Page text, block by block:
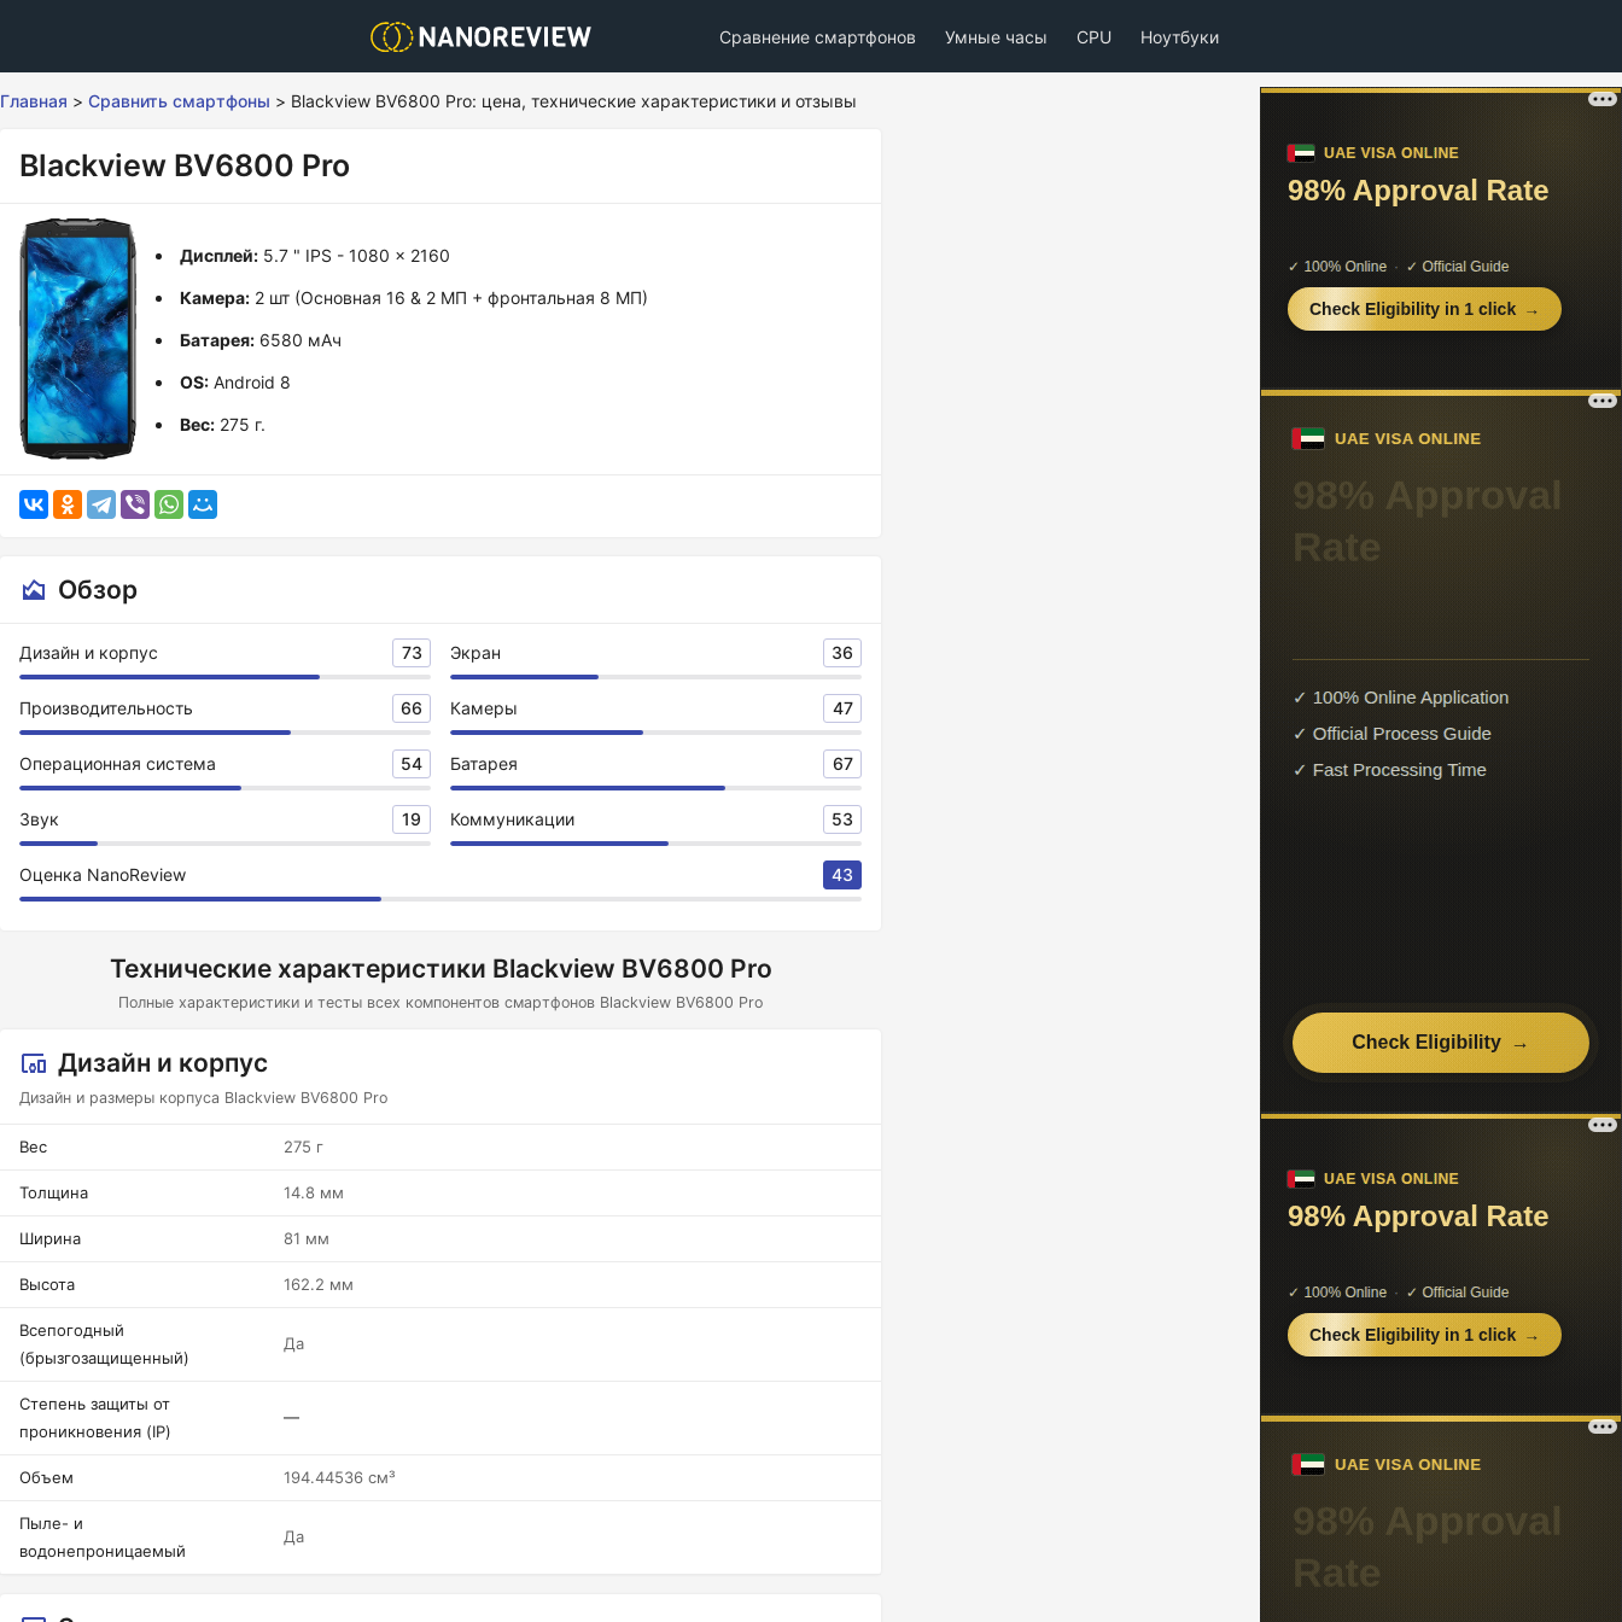
Сравнение смартфонов Умные часы CPU Ноутбуки
Главная > Сравнить смартфоны > Blackview BV6800 Pro: цена, технические характеристики и отзывы
Blackview BV6800 Pro
Дисплей: 5.7 " IPS - 1080 x 2160
Камера: 2 шт (Основная 16 & 2 МП + фронтальная 8 МП)
Батарея: 6580 мАч
OS: Android 8
Вес: 275 г.
Обзор
Дизайн и корпус 73 Экран 36
Производительность 66 Камеры 47
Операционная система 54 Батарея 67
Звук 19 Коммуникации 53
Оценка NanoReview 43
Технические характеристики Blackview BV6800 Pro
Полные характеристики и тесты всех компонентов смартфонов Blackview BV6800 Pro
Дизайн и корпус
Дизайн и размеры корпуса Blackview BV6800 Pro
Вес 275 г
Толщина 14.8 мм
Ширина 81 мм
Высота 162.2 мм
Всепогодный
(брызгозащищенный)
Да
Степень защиты от
проникновения (IP)
—
Объем 194.44536 см³
Пыле- и
водонепроницаемый
Да